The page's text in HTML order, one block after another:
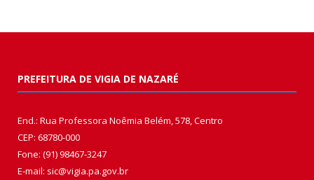
PREFEITURA DE VIGIA DE NAZARÉ
End.: Rua Professora Noêmia Belém, 578, Centro
CEP: 68780-000
Fone: (91) 98467-3247
E-mail: sic@vigia.pa.gov.br